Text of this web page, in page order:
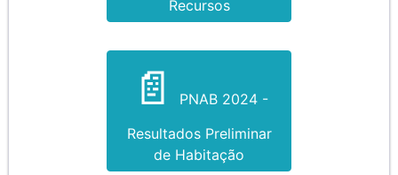
Recursos
PNAB 2024 -
Resultados Preliminar
de Habitação